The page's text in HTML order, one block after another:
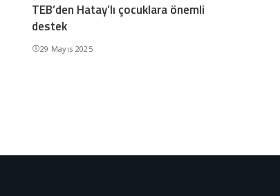
TEB’den Hatay’lı çocuklara önemli
destek
29 Mayıs 2025